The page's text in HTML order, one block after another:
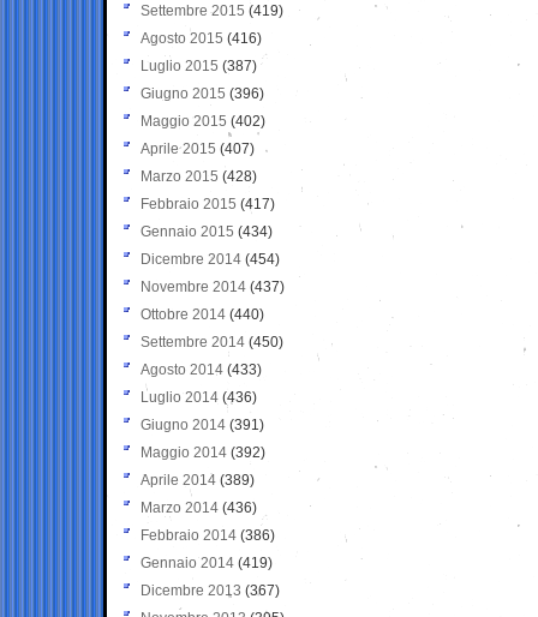
Settembre 2015 (419)
Agosto 2015 (416)
Luglio 2015 (387)
Giugno 2015 (396)
Maggio 2015 (402)
Aprile 2015 (407)
Marzo 2015 (428)
Febbraio 2015 (417)
Gennaio 2015 (434)
Dicembre 2014 (454)
Novembre 2014 (437)
Ottobre 2014 (440)
Settembre 2014 (450)
Agosto 2014 (433)
Luglio 2014 (436)
Giugno 2014 (391)
Maggio 2014 (392)
Aprile 2014 (389)
Marzo 2014 (436)
Febbraio 2014 (386)
Gennaio 2014 (419)
Dicembre 2013 (367)